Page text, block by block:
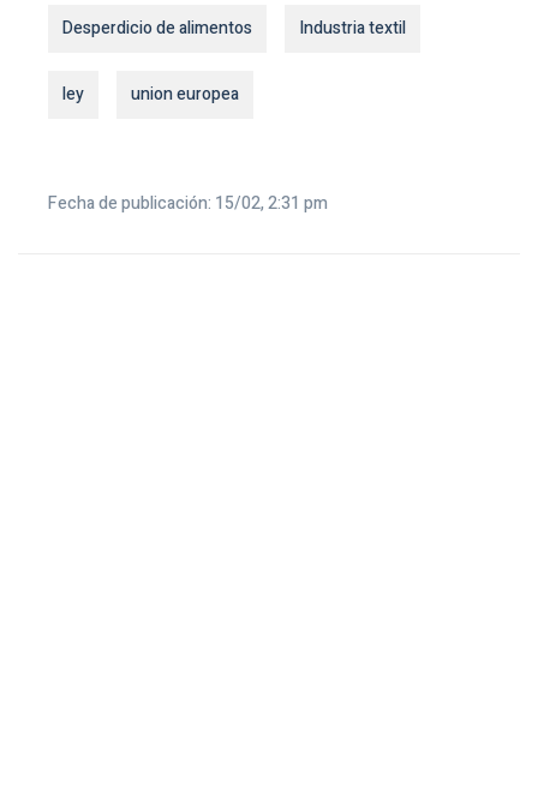
Desperdicio de alimentos Industria textil
ley union europea
Fecha de publicación: 15/02, 2:31 pm